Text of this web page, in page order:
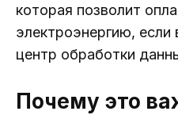
которая позволит
электроэнергию,
центр обработки
Почему это